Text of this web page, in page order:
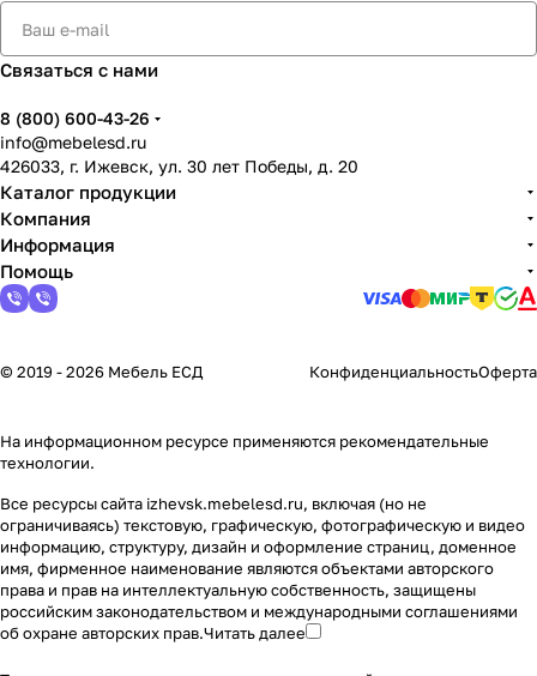
Связаться с нами
8 (800) 600-43-26
info@mebelesd.ru
426033, г. Ижевск, ул. 30 лет Победы, д. 20
Каталог продукции
Компания
Информация
Помощь
© 2019 - 2026 Мебель ЕСД КонфиденциальностьОферта
На информационном ресурсе применяются рекомендательные
технологии.
Все ресурсы сайта izhevsk.mebelesd.ru, включая (но не
ограничиваясь) текстовую, графическую, фотографическую и видео
информацию, структуру, дизайн и оформление страниц, доменное
имя, фирменное наименование являются объектами авторского
права и прав на интеллектуальную собственность, защищены
российским законодательством и международными соглашениями
об охране авторских прав.Читать далее